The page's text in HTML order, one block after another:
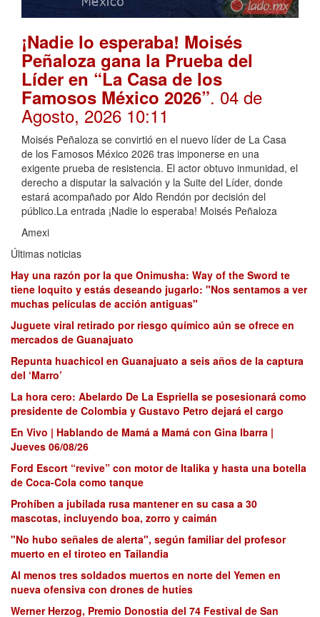
¡Nadie lo esperaba! Moisés
Peñaloza gana la Prueba del
Líder en “La Casa de los
Famosos México 2026”. 04 de
Agosto, 2026 10:11
Moisés Peñaloza se convirtió en el nuevo líder de La Casa
de los Famosos México 2026 tras imponerse en una
exigente prueba de resistencia. El actor obtuvo inmunidad, el
derecho a disputar la salvación y la Suite del Líder, donde
estará acompañado por Aldo Rendón por decisión del
público.La entrada ¡Nadie lo esperaba! Moisés Peñaloza
Amexi
Últimas noticias
Hay una razón por la que Onimusha: Way of the Sword te
tiene loquito y estás deseando jugarlo: "Nos sentamos a ver
muchas películas de acción antiguas"
Juguete viral retirado por riesgo químico aún se ofrece en
mercados de Guanajuato
Repunta huachicol en Guanajuato a seis años de la captura
del ‘Marro’
La hora cero: Abelardo De La Espriella se posesionará como
presidente de Colombia y Gustavo Petro dejará el cargo
En Vivo | Hablando de Mamá a Mamá con Gina Ibarra |
Jueves 06/08/26
Ford Escort “revive” con motor de Italika y hasta una botella
de Coca-Cola como tanque
Prohíben a jubilada rusa mantener en su casa a 30
mascotas, incluyendo boa, zorro y caimán
"No hubo señales de alerta", según familiar del profesor
muerto en el tiroteo en Tailandia
Al menos tres soldados muertos en norte del Yemen en
nueva ofensiva con drones de hutíes
Werner Herzog, Premio Donostia del 74 Festival de San